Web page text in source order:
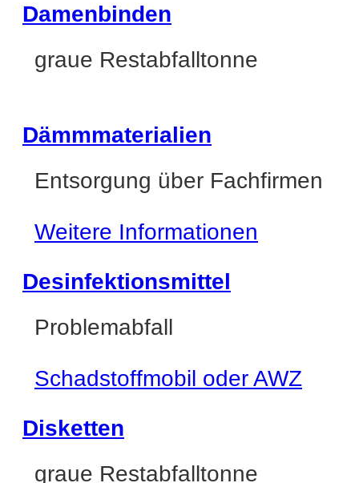
Damenbinden
graue Restabfalltonne
Dämmmaterialien
Entsorgung über Fachfirmen
Weitere Informationen
Desinfektionsmittel
Problemabfall
Schadstoffmobil oder AWZ
Disketten
graue Restabfalltonne